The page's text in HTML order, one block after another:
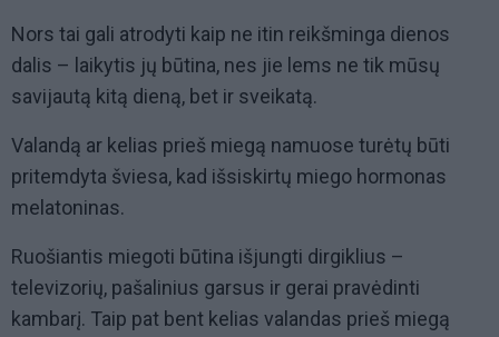
Nors tai gali atrodyti kaip ne itin reikšminga dienos
dalis – laikytis jų būtina, nes jie lems ne tik mūsų
savijautą kitą dieną, bet ir sveikatą.
Valandą ar kelias prieš miegą namuose turėtų būti
pritemdyta šviesa, kad išsiskirtų miego hormonas
melatoninas.
Ruošiantis miegoti būtina išjungti dirgiklius –
televizorių, pašalinius garsus ir gerai pravėdinti
kambarį. Taip pat bent kelias valandas prieš miegą